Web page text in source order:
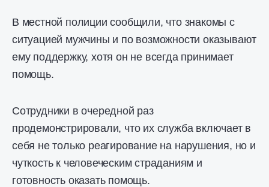
В местной полиции сообщили, что знакомы с
ситуацией мужчины и по возможности оказывают
ему поддержку, хотя он не всегда принимает
помощь.
Сотрудники в очередной раз
продемонстрировали, что их служба включает в
себя не только реагирование на нарушения, но и
чуткость к человеческим страданиям и
готовность оказать помощь.